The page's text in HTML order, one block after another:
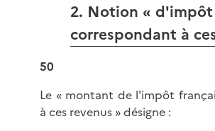
2. Notion «
correspondant à
50
Le « montant de l'impôt
à ces revenus » désigne :